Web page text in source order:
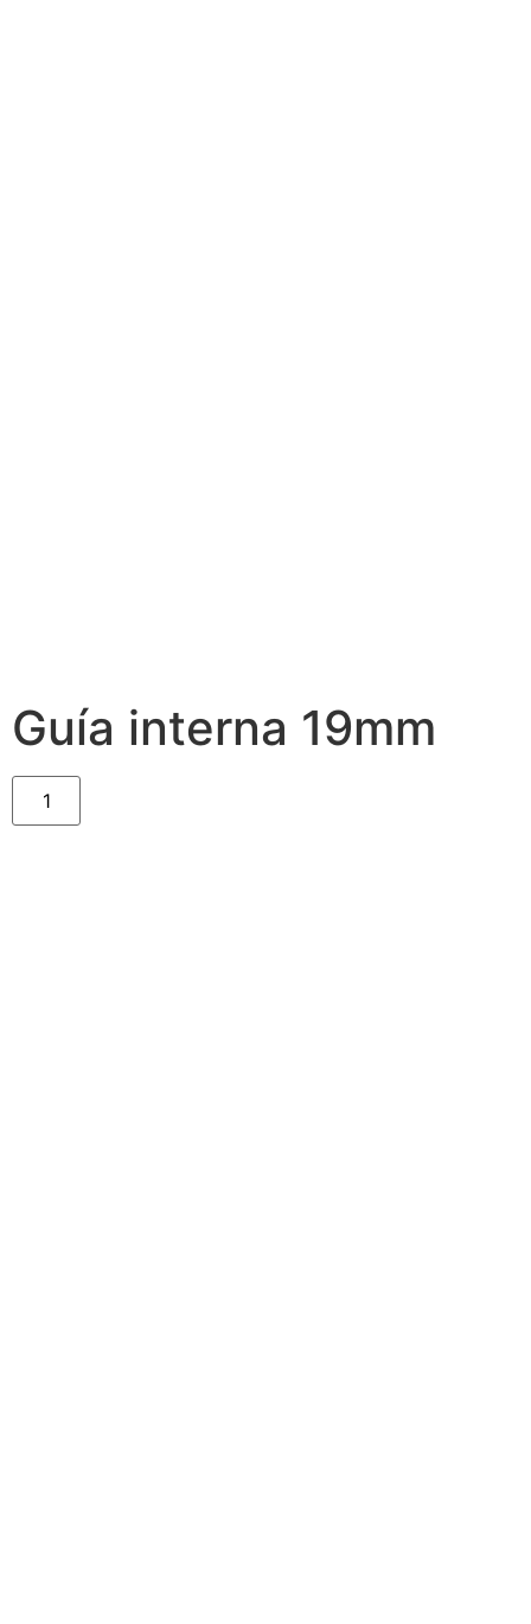
Guía interna 19mm